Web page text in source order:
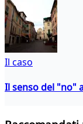
Il caso
Il senso del "no"